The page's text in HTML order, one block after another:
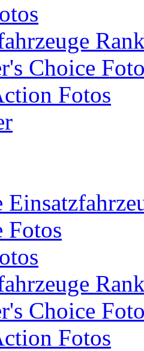
Choice
Fotos
Fotos
Choice
Fotos